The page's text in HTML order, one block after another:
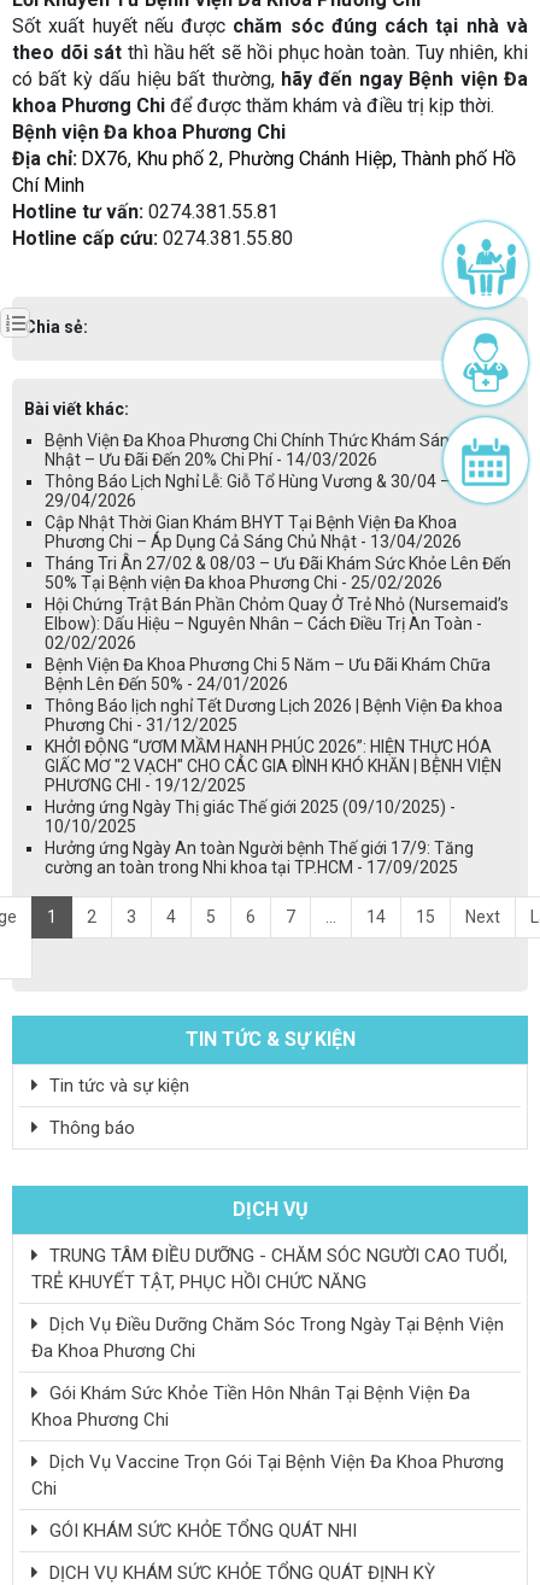
Sốt xuất huyết nếu được chăm sóc đúng cách tại nhà và
theo dõi sát thì hầu hết sẽ hồi phục hoàn toàn. Tuy nhiên, khi
có bất kỳ dấu hiệu bất thường, hãy đến ngay Bệnh viện Đa
khoa Phương Chi để được thăm khám và điều trị kịp thời.
Bệnh viện Đa khoa Phương Chi
Địa chỉ: DX76, Khu phố 2, Phường Chánh Hiệp, Thành phố Hồ
Chí Minh
Hotline tư vấn: 0274.381.55.81
Hotline cấp cứu: 0274.381.55.80
Chia sẻ:
Bài viết khác:
Bệnh Viện Đa Khoa Phương Chi Chính Thức Khám Sáng Chủ
Nhật – Ưu Đãi Đến 20% Chi Phí - 14/03/2026
Thông Báo Lịch Nghỉ Lễ: Giỗ Tổ Hùng Vương & 30/04 – 01/05 -
29/04/2026
Cập Nhật Thời Gian Khám BHYT Tại Bệnh Viện Đa Khoa
Phương Chi – Áp Dụng Cả Sáng Chủ Nhật - 13/04/2026
Tháng Tri Ân 27/02 & 08/03 – Ưu Đãi Khám Sức Khỏe Lên Đến
50% Tại Bệnh viện Đa khoa Phương Chi - 25/02/2026
Hội Chứng Trật Bán Phần Chỏm Quay Ở Trẻ Nhỏ (Nursemaid’s
Elbow): Dấu Hiệu – Nguyên Nhân – Cách Điều Trị An Toàn -
02/02/2026
Bệnh Viện Đa Khoa Phương Chi 5 Năm – Ưu Đãi Khám Chữa
Bệnh Lên Đến 50% - 24/01/2026
Thông Báo lịch nghỉ Tết Dương Lịch 2026 | Bệnh Viện Đa khoa
Phương Chi - 31/12/2025
KHỞI ĐỘNG “ƯƠM MẦM HẠNH PHÚC 2026”: HIỆN THỰC HÓA
GIẤC MƠ "2 VẠCH" CHO CÁC GIA ĐÌNH KHÓ KHĂN | BỆNH VIỆN
PHƯƠNG CHI - 19/12/2025
Hưởng ứng Ngày Thị giác Thế giới 2025 (09/10/2025) -
10/10/2025
Hưởng ứng Ngày An toàn Người bệnh Thế giới 17/9: Tăng
cường an toàn trong Nhi khoa tại TP.HCM - 17/09/2025
1 2 3 4 5 6 7 14 15 Next
TIN TỨC & SỰ KIỆN
Tin tức và sự kiện
Thông báo
DỊCH VỤ
TRUNG TÂM ĐIỀU DƯỠNG - CHĂM SÓC NGƯỜI CAO TUỔI,
TRẺ KHUYẾT TẬT, PHỤC HỒI CHỨC NĂNG
Dịch Vụ Điều Dưỡng Chăm Sóc Trong Ngày Tại Bệnh Viện
Đa Khoa Phương Chi
Gói Khám Sức Khỏe Tiền Hôn Nhân Tại Bệnh Viện Đa
Khoa Phương Chi
Dịch Vụ Vaccine Trọn Gói Tại Bệnh Viện Đa Khoa Phương
Chi
GÓI KHÁM SỨC KHỎE TỔNG QUÁT NHI
DỊCH VỤ KHÁM SỨC KHỎE TỔNG QUÁT ĐỊNH KỲ